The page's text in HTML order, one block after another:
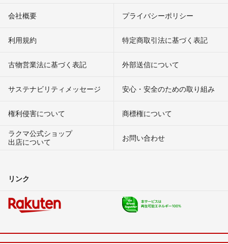
会社概要 プライバシーポリシー
利用規約 特定商取引法に基づく表記
古物営業法に基づく表記 外部送信について
サステナビリティメッセージ 安心・安全のための取り組み
権利侵害について
商標権について
ラクマ公式ショップ
出店について
お問い合わせ
リンク